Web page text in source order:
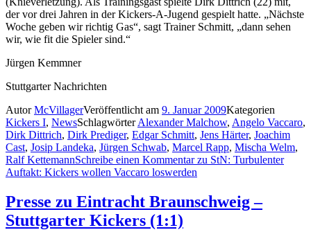
der vor drei Jahren in der Kickers-A-Jugend gespielt hatte. „Nächste
Woche geben wir richtig Gas“, sagt Trainer Schmitt, „dann sehen
wir, wie fit die Spieler sind.“
Jürgen Kemmner
Stuttgarter Nachrichten
AutorMcVillagerVeröffentlicht am 9. Januar 2009Kategorien
Kickers I, NewsSchlagwörterAlexander Malchow, Angelo Vaccaro,
Dirk Dittrich, Dirk Prediger, Edgar Schmitt, Jens Härter, Joachim
Cast, Josip Landeka, Jürgen Schwab, Marcel Rapp, Mischa Welm,
Ralf KettemannSchreibe einen Kommentarzu StN: Turbulenter
Auftakt: Kickers wollen Vaccaro loswerden
Presse zu Eintracht Braunschweig –
Stuttgarter Kickers (1:1)